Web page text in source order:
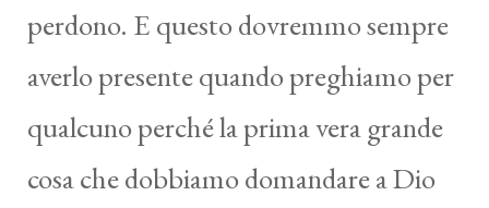
perdono. E questo dovremmo sempre
averlo presente quando preghiamo per
qualcuno perché la prima vera grande
cosa che dobbiamo domandare a Dio